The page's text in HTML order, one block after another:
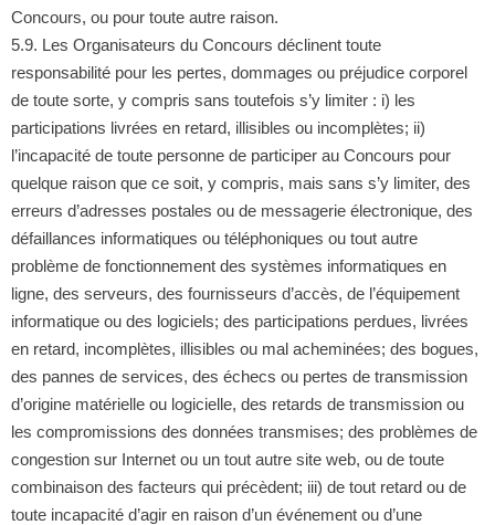
Concours, ou pour toute autre raison.
5.9. Les Organisateurs du Concours déclinent toute
responsabilité pour les pertes, dommages ou préjudice corporel
de toute sorte, y compris sans toutefois s’y limiter : i) les
participations livrées en retard, illisibles ou incomplètes; ii)
l’incapacité de toute personne de participer au Concours pour
quelque raison que ce soit, y compris, mais sans s’y limiter, des
erreurs d’adresses postales ou de messagerie électronique, des
défaillances informatiques ou téléphoniques ou tout autre
problème de fonctionnement des systèmes informatiques en
ligne, des serveurs, des fournisseurs d’accès, de l’équipement
informatique ou des logiciels; des participations perdues, livrées
en retard, incomplètes, illisibles ou mal acheminées; des bogues,
des pannes de services, des échecs ou pertes de transmission
d’origine matérielle ou logicielle, des retards de transmission ou
les compromissions des données transmises; des problèmes de
congestion sur Internet ou un tout autre site web, ou de toute
combinaison des facteurs qui précèdent; iii) de tout retard ou de
toute incapacité d’agir en raison d’un événement ou d’une